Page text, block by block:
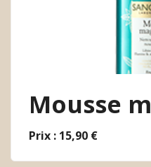
Mousse
Prix : 15,90 €